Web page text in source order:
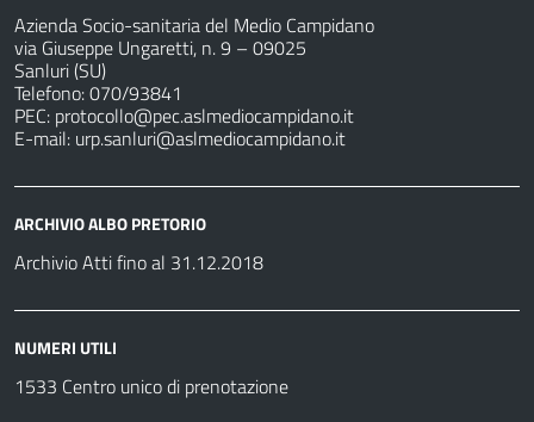
Azienda Socio-sanitaria del Medio Campidano
via Giuseppe Ungaretti, n. 9 – 09025
Sanluri (SU)
Telefono: 070/93841
PEC: protocollo@pec.aslmediocampidano.it
E-mail: urp.sanluri@aslmediocampidano.it
ARCHIVIO ALBO PRETORIO
Archivio Atti fino al 31.12.2018
NUMERI UTILI
1533 Centro unico di prenotazione